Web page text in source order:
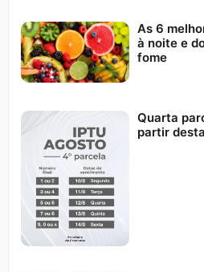
As 6
à noite e
fome
Quarta
partir